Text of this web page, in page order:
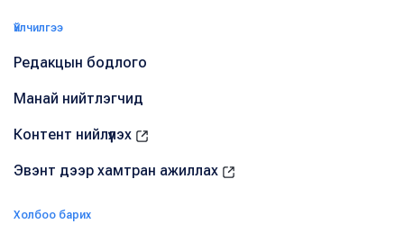
Үйлчилгээ
Редакцын бодлого
Манай нийтлэгчид
Контент нийлүүлэх
Эвэнт дээр хамтран ажиллах
Холбоо барих